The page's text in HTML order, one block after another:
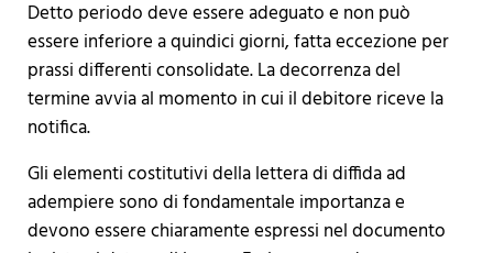
Detto periodo deve essere adeguato e non può
essere inferiore a quindici giorni, fatta eccezione per
prassi differenti consolidate. La decorrenza del
termine avvia al momento in cui il debitore riceve la
notifica.
Gli elementi costitutivi della lettera di diffida ad
adempiere sono di fondamentale importanza e
devono essere chiaramente espressi nel documento